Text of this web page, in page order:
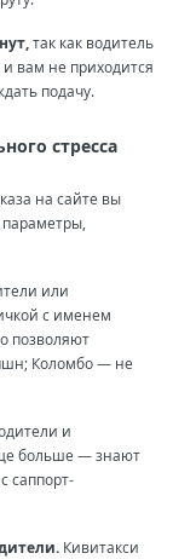
так как водитель
вам не приходится
подачу.
стресса
на сайте вы
или
с именем
позволяют
Коломбо — не
и
больше — знают
саппорт-
Кивитакси